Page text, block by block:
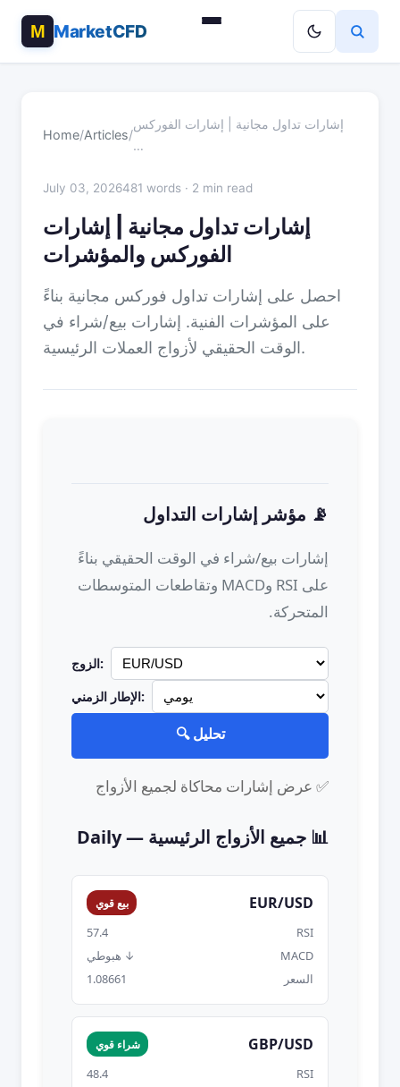
MarketCFD
Home/Articles/
إشارات تداول مجانية | إشارات الفوركس
…
July 03, 2026481 words · 2 min read
إشارات تداول مجانية | إشارات
الفوركس والمؤشرات
احصل على إشارات تداول فوركس مجانية بناءً
على المؤشرات الفنية. إشارات بيع/شراء في
الوقت الحقيقي لأزواج العملات الرئيسية.
📡 مؤشر إشارات التداول
إشارات بيع/شراء في الوقت الحقيقي بناءً
على RSI وMACD وتقاطعات المتوسطات
المتحركة.
الزوج:
الإطار الزمني:
🔍 تحليل
✅ عرض إشارات محاكاة لجميع الأزواج
📊 جميع الأزواج الرئيسية — Daily
EUR/USD بيع قوي
RSI
57.4
MACD
↓ هبوطي
السعر
1.08661
GBP/USD شراء قوي
RSI
48.4